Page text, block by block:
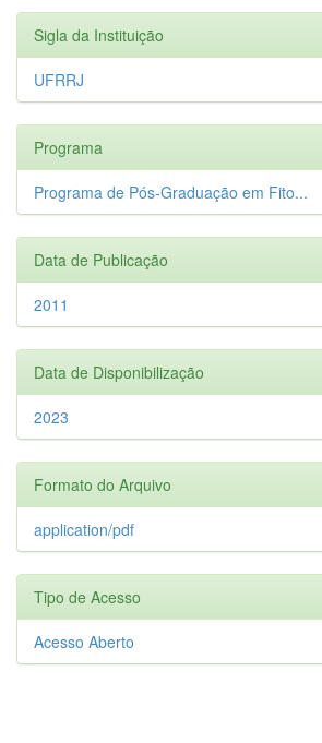
Sigla da Instituição
UFRRJ
Programa
Programa de Pós-Graduação em Fito...
Data de Publicação
2011
Data de Disponibilização
2023
Formato do Arquivo
application/pdf
Tipo de Acesso
Acesso Aberto